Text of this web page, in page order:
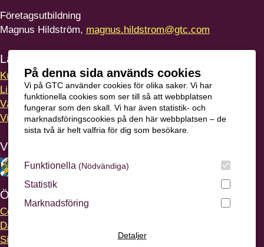
På denna sida används cookies
Vi på GTC använder cookies för olika saker. Vi har
funktionella cookies som ser till så att webbplatsen
fungerar som den skall. Vi har även statistik- och
marknadsföringscookies på den här webbplatsen – de
sista två är helt valfria för dig som besökare.
Funktionella (Nödvändiga)
Statistik
Marknadsföring
Detaljer
Företagsutbildning
Magnus Hildström, magnus.hildstrom@gtc.com
Länkar
Kursvärdering
LinkedIn
Vägbeskrivning
Visselblåsning
Våra ägare
Övrigt
Cookies
- information och inställningar
Dataskyddsförordningen
Sitemap
- en översikt över webbplatsen